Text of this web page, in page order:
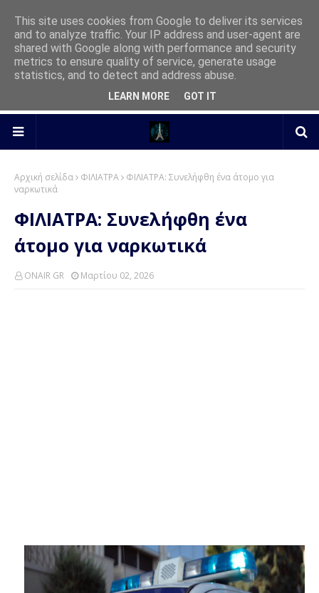
Αρχική σελίδα ΦΙΛΙΑΤΡΑ
ΦΙΛΙΑΤΡΑ: Συνελήφθη ένα άτομο για
ναρκωτικά
ΦΙΛΙΑΤΡΑ: Συνελήφθη ένα
άτομο για ναρκωτικά
ONAIR GR Μαρτίου 02, 2026
This site uses cookies from Google to deliver its services
and to analyze traffic. Your IP address and user-agent are
shared with Google along with performance and security
metrics to ensure quality of service, generate usage
statistics, and to detect and address abuse.
LEARN MORE GOT IT